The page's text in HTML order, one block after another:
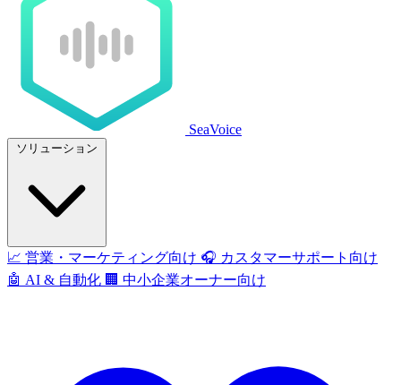
SeaVoice
ソリューション
📈 営業・マーケティング向け 🎧 カスタマーサポート向け
🤖 AI & 自動化 🏢 中小企業オーナー向け